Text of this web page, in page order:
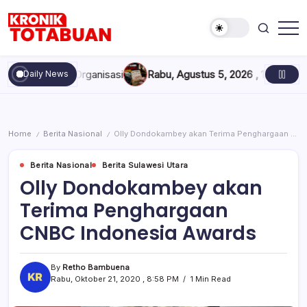
content
Totabuan
hari
ini
Kronik
Daily News
Organisasi Rabu, Agustus 5, 2026 , 11:44 AMAnak
Home / Berita Nasional / Olly Dondokambey akan Terima Penghargaan CNBC Indonesia Awards
Berita Nasional Berita Sulawesi Utara
Olly Dondokambey akan
Terima Penghargaan
CNBC Indonesia Awards
By Retho Bambuena
Rabu, Oktober 21, 2020 , 8:58 PM
1 Min Read